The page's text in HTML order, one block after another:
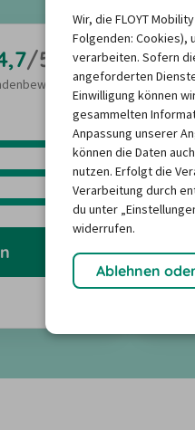
/5,0
4,6
4,6
4,8
Wir, die FLOYT
Folgenden: Cookies),
verarbeiten. Sofern
angeforderten
Einwilligung können
gesammelten
Anpassung unserer
können die Daten
nutzen. Erfolgt die
Verarbeitung durch
du unter
widerrufen.
Ablehnen